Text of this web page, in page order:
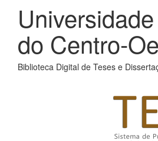
do Centro-
Biblioteca Digital de Teses e